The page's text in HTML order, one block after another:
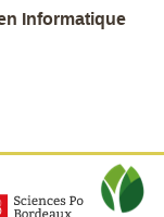
Informatique